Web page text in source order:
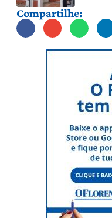
Compartilhe: